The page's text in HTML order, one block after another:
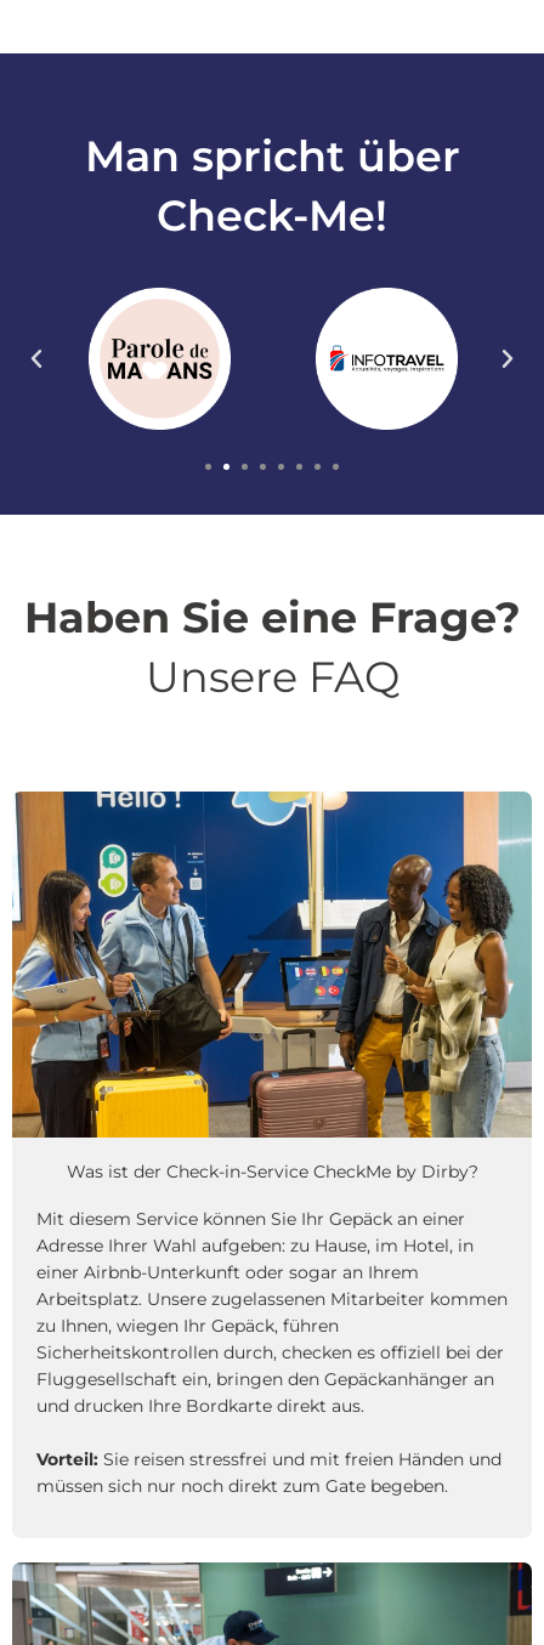
Man spricht über
Check-Me!
Haben Sie eine Frage?
Unsere FAQ
Was ist der Check-in-Service CheckMe by Dirby?
Mit diesem Service können Sie Ihr Gepäck an einer
Adresse Ihrer Wahl aufgeben: zu Hause, im Hotel, in
einer Airbnb-Unterkunft oder sogar an Ihrem
Arbeitsplatz. Unsere zugelassenen Mitarbeiter kommen
zu Ihnen, wiegen Ihr Gepäck, führen
Sicherheitskontrollen durch, checken es offiziell bei der
Fluggesellschaft ein, bringen den Gepäckanhänger an
und drucken Ihre Bordkarte direkt aus.
Vorteil: Sie reisen stressfrei und mit freien Händen und
müssen sich nur noch direkt zum Gate begeben.